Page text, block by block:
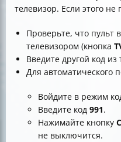
телевизор. Если этого не
Проверьте, что пульт
телевизором (кнопка
Введите другой код
Для автоматического
Войдите в режим
Введите код 991.
Нажимайте кнопку
не выключится.